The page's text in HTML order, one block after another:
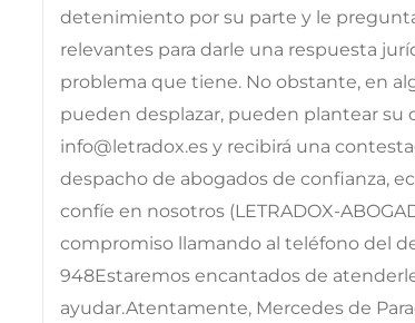
detenimiento por su parte y le
relevantes para darle una respuesta
problema que tiene. No obstante, en
pueden desplazar, pueden plantear su
info@letradox.es y recibirá una
despacho de abogados de confianza,
confíe en nosotros (LETRADOX-
compromiso llamando al teléfono del
948Estaremos encantados de
ayudar.Atentamente, Mercedes de